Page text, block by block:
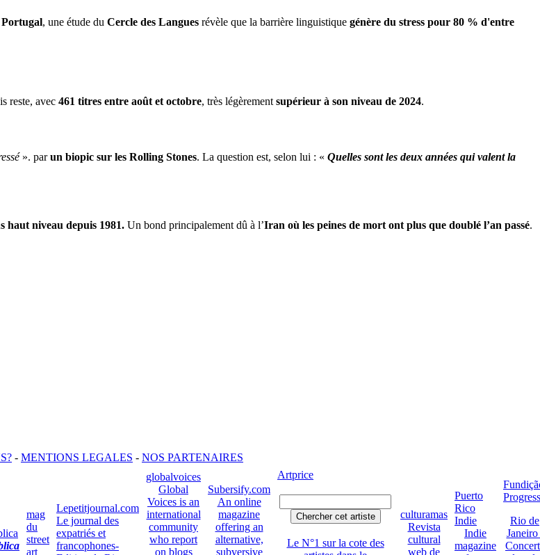
Portugal, une étude du Cercle des Langues révèle que la barrière linguistique génère du stress pour 80 % d'entre
reste, avec 461 titres entre août et octobre, très légèrement supérieur à son niveau de 2024.
». parun biopic sur les Rolling Stones. La question est, selon lui : « Quelles sont les deux années qui valent la
haut niveau depuis 1981. Un bond principalement dû à l’Iran où les peines de mort ont plus que doublé l’an passé.
- MENTIONS LEGALES - NOS PARTENAIRES
mag
du
street
art
Lepetitjournal.com
Le journal des
expatriés et
francophones-
globalvoices
Global
Voices is an
international
community
who report
on blogs
Subersify.com
An online
magazine
offering an
alternative,
subversive
Artprice
Le N°1 sur la cote des
culturamas
Revista
cultural
web de
Puerto
Rico
Indie
Indie
magazine
Rio de
Janeiro